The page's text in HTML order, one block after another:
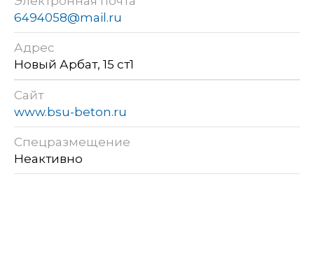
6494058@mail.ru
Адрес
Новый Арбат, 15 ст1
Сайт
www.bsu-beton.ru
Спецразмещение
Неактивно